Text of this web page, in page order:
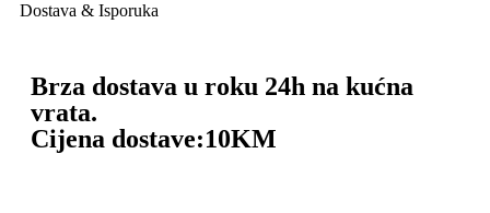
Dostava & Isporuka
Brza dostava u roku 24h na kućna
vrata.
Cijena dostave:10KM